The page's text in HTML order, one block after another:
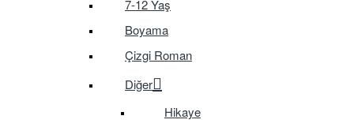
7-12 Yaş
Boyama
Çizgi Roman
Diğer
Hikaye